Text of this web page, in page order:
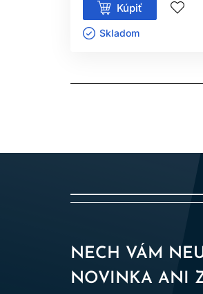
Kúpiť
Skladom ㅤ
NECH VÁM
NOVINKA ANI